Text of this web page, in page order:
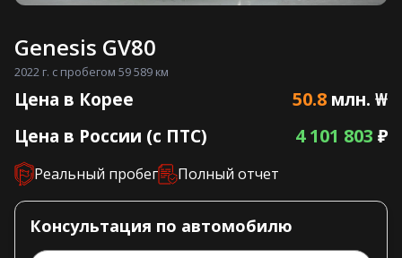
Genesis GV80
2022 г. с пробегом 59 589 км
Цена в Корее 50.8 млн. ₩
Цена в России (с ПТС)
4 101 803 ₽
Реальный пробег Полный отчет
Консультация по автомобилю